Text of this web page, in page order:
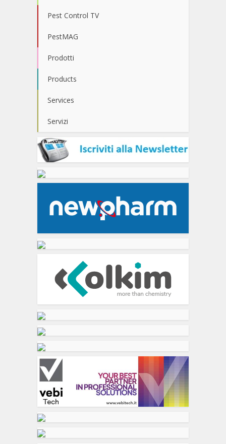
Pest Control TV
PestMAG
Prodotti
Products
Services
Servizi